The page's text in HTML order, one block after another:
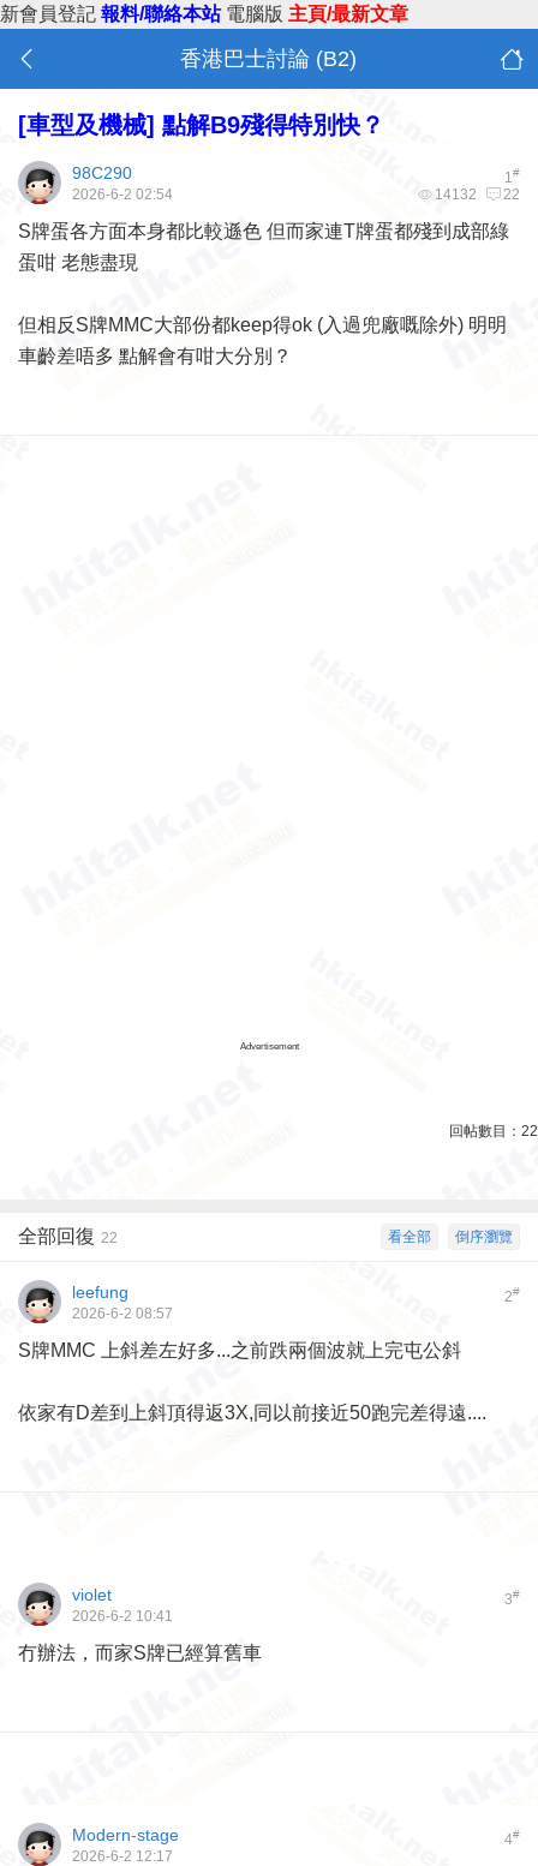
新會員登記 報料/聯絡本站 電腦版 主頁/最新文章
香港巴士討論 (B2)
[車型及機械] 點解B9殘得特別快？
1#
98C290
14132 22
2026-6-2 02:54
S牌蛋各方面本身都比較遜色 但而家連T牌蛋都殘到成部綠
蛋咁 老態盡現
但相反S牌MMC大部份都keep得ok (入過兜廠嘅除外) 明明
車齡差唔多 點解會有咁大分別？
Advertisement
回帖數目： 22
倒序瀏覽
看全部
全部回復 22
2#
leefung
2026-6-2 08:57
S牌MMC 上斜差左好多...之前跌兩個波就上完屯公斜
依家有D差到上斜頂得返3X,同以前接近50跑完差得遠....
3#
violet
2026-6-2 10:41
冇辦法，而家S牌已經算舊車
4#
Modern-stage
2026-6-2 12:17